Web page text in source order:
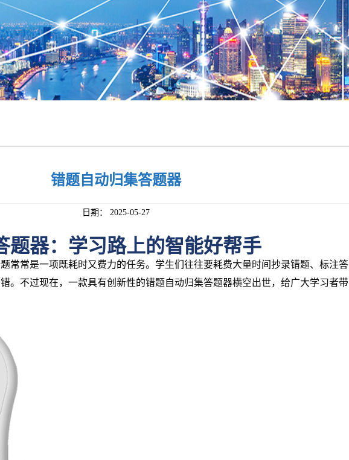
错题自动归集答题器
日期： 2025-05-27
题器：学习路上的智能好帮手
常常是一项既耗时又费力的任务。学生们往往要耗费大量时间抄录错题、标注答
。不过现在，一款具有创新性的错题自动归集答题器横空出世，给广大学习者带